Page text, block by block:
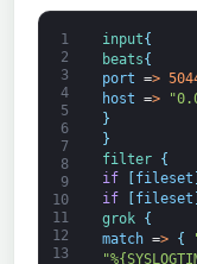
1
2
3
4
5
6
7
8
9
10
11
12
13
input{
beats{
port =>
host =>
}
}
filter
{
if
fileset
if
fileset
grok
{
match => {